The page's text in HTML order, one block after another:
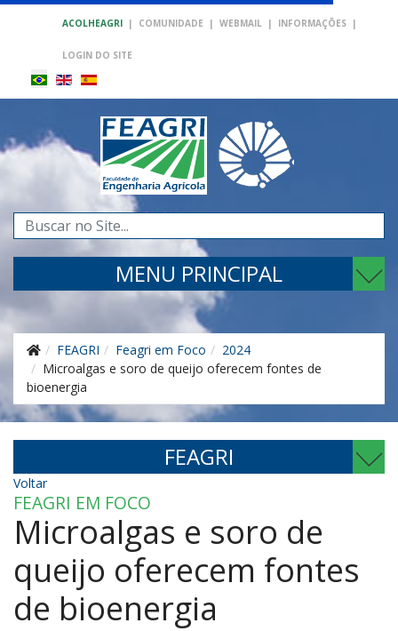
ACOLHEAGRI | COMUNIDADE | WEBMAIL | INFORMAÇÕES |
LOGIN DO SITE
Pesquisar...
MENU PRINCIPAL
FEAGRI Feagri em Foco
2024
Microalgas e soro de queijo oferecem fontes de
bioenergia
FEAGRI
Voltar
FEAGRI EM FOCO
Microalgas e soro de
queijo oferecem fontes
de bioenergia